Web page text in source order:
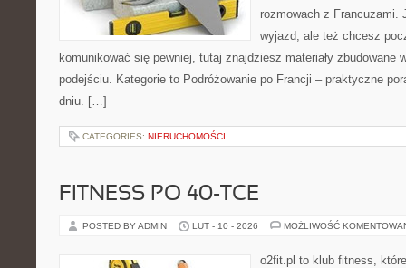
rozmowach z Francuzami.
wyjazd, ale też chcesz
komunikować się pewniej, tutaj znajdziesz materiały zbudowane
podejściu. Kategorie to Podróżowanie po Francji – praktyczne
dniu. […]
CATEGORIES: NIERUCHOMOŚCI
FITNESS PO 40-TCE
POSTED BY ADMIN LUT - 10 - 2026 MOŻLIWOŚĆ
o2fit.pl to klub fitness,